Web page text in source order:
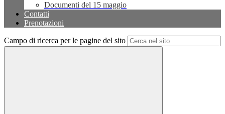
Documenti del 15 maggio
Contatti
Prenotazioni
Campo di ricerca per le pagine del sito